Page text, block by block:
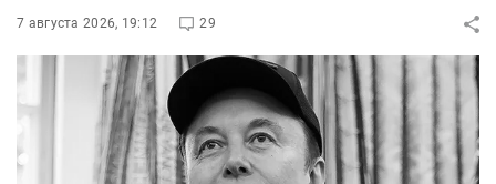
7 августа 2026, 19:12 29